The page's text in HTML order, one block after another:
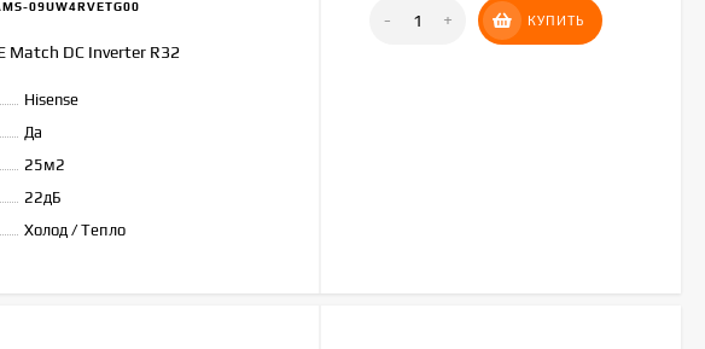
09UW4RVETG00
Match DC Inverter R32
Hisense
Да
25м2
22дБ
Холод / Тепло
- + КУПИТЬ